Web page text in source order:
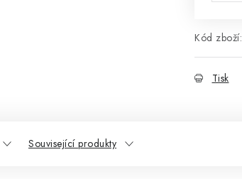
Kód zboží:
Tisk
Související produkty